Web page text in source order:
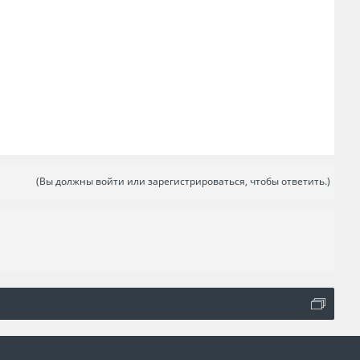
(Вы должны войти или зарегистрироваться, чтобы ответить.)